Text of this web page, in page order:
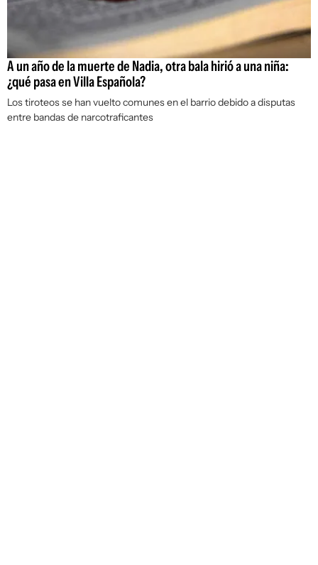
A un año de la muerte de Nadia, otra bala hirió a una niña:
¿qué pasa en Villa Española?
Los tiroteos se han vuelto comunes en el barrio debido a disputas
entre bandas de narcotraficantes